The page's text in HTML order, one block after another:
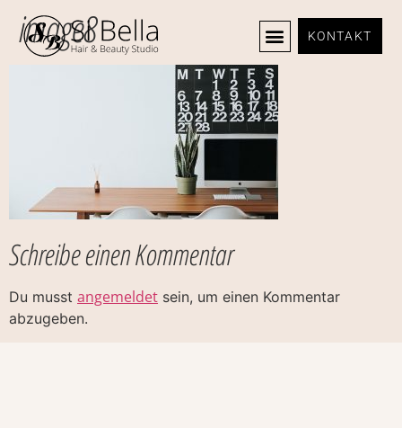
KONTAKT
image8
Schreibe einen Kommentar
Du musst angemeldet sein, um einen Kommentar
abzugeben.